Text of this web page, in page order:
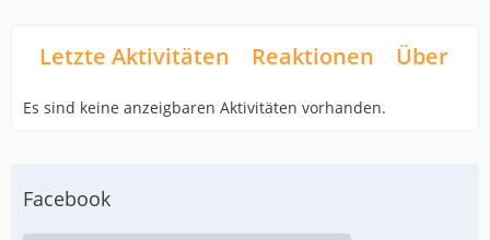
Letzte Aktivitäten Reaktionen Über
Es sind keine anzeigbaren Aktivitäten vorhanden.
Facebook